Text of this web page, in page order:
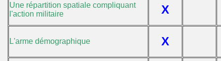
Une répartition spatiale compliquant
l'action militaire
X
L'arme démographique X